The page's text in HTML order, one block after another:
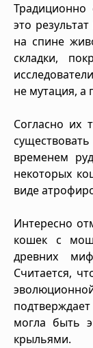
Традиционно
это
на спине
складки,
не мутация, а
Согласно их
временем
некоторых
виде
Интересно
кошек с
древних
Считается,
могла быть
крыльями.